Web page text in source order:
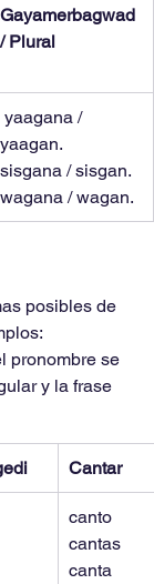
Gayamerbagwad
/ Plural
yaagana /
yaagan.
sisgana / sisgan.
wagana / wagan.
posibles de
pronombre se
y la frase
Cantar
canto
cantas
canta